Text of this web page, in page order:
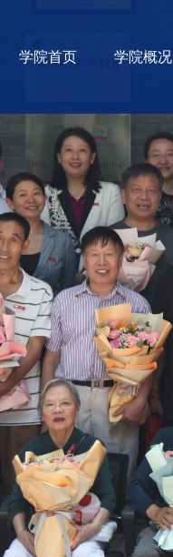
学院首页 学院概况